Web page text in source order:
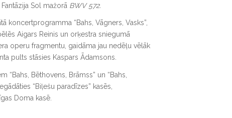
Sol mažorā BWV 572.
koncertprogramma “Bahs, Vāgners, Vasks”,
Aigars Reinis un orķestra sniegumā
operu fragmentu, gaidāma jau nedēļu vēlāk
pults stāsies Kaspars Ādamsons.
“Bahs, Bēthovens, Brāmss” un “Bahs,
“Biļešu paradīzes” kasēs,
Doma kasē.